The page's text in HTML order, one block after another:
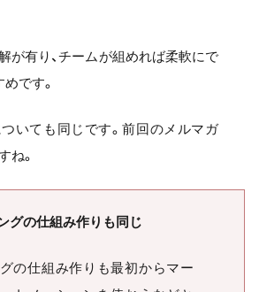
が有り、チームが組めれば柔軟にで
です。
いても同じです。前回のメルマガ
ね。
グの仕組み作りも同じ
の仕組み作りも最初からマー